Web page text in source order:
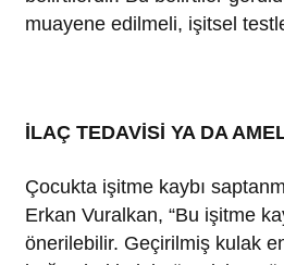
muayene edilmeli, işitsel
İLAÇ TEDAVİSİ YA DA
Çocukta işitme kaybı
Erkan Vuralkan, “Bu işitme
önerilebilir. Geçirilmiş kulak